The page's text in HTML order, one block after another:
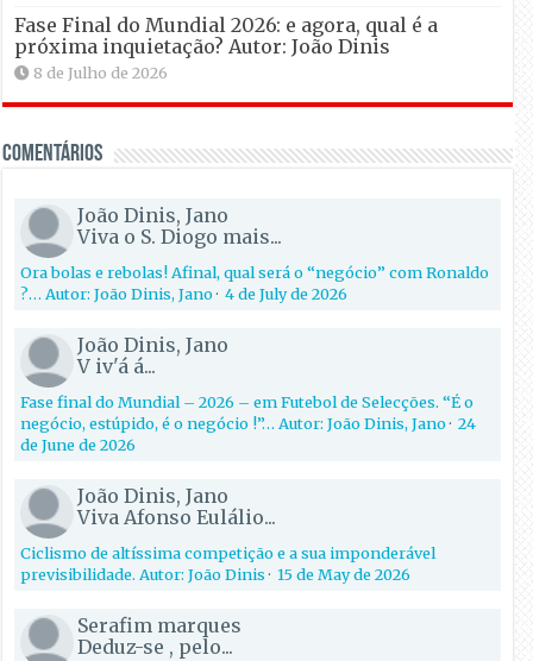
Fase Final do Mundial 2026: e agora, qual é a
próxima inquietação? Autor: João Dinis
8 de Julho de 2026
Comentários
João Dinis, Jano
Viva o S. Diogo mais...
Ora bolas e rebolas! Afinal, qual será o “negócio” com Ronaldo
?… Autor: João Dinis, Jano·4 de July de 2026
João Dinis, Jano
V iv'á á...
Fase final do Mundial – 2026 – em Futebol de Selecções. “É o
negócio, estúpido, é o negócio !”… Autor: João Dinis, Jano·24
de June de 2026
João Dinis, Jano
Viva Afonso Eulálio...
Ciclismo de altíssima competição e a sua imponderável
previsibilidade. Autor: João Dinis·15 de May de 2026
Serafim marques
Deduz-se , pelo...